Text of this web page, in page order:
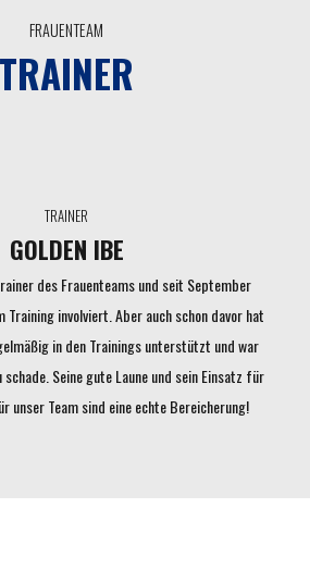
FRAUENTEAM
TRAINER
TRAINER
GOLDEN IBE
des Frauenteams und seit September
Training involviert. Aber auch schon davor hat
in den Trainings unterstützt und war
Seine gute Laune und sein Einsatz für
unser Team sind eine echte Bereicherung!